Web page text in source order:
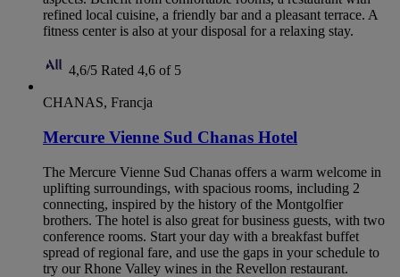
refined local cuisine, a friendly bar and a pleasant terrace. A
fitness center is also at your disposal for a relaxing stay.
4,6/5 Rated 4,6 of 5
CHANAS, Francja
Mercure Vienne Sud Chanas Hotel
The Mercure Vienne Sud Chanas offers a warm welcome in
uplifting surroundings, with spacious rooms, including 2
connecting, inspired by the history of the Montgolfier
brothers. The hotel is also great for business guests, with two
conference rooms. Start your day with a breakfast buffet
spread of regional fare, and use the gaps in your schedule to
try our Rhone Valley wines in the Revellon restaurant.